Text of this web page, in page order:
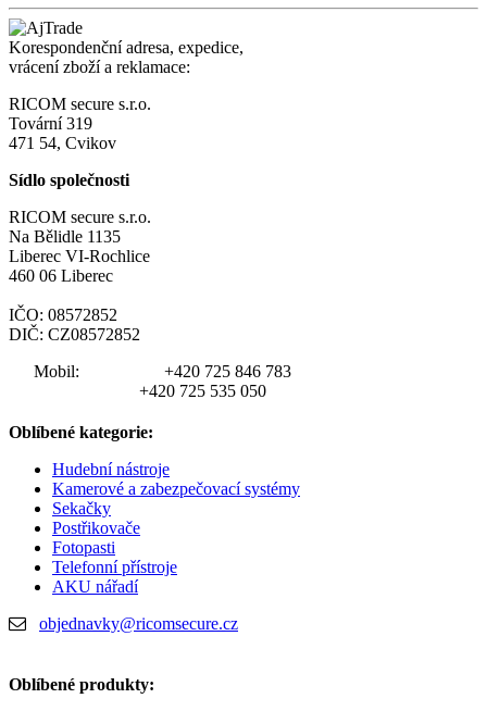
Korespondenční adresa, expedice,
vrácení zboží a reklamace:
RICOM secure s.r.o.
Tovární 319
471 54, Cvikov
Sídlo společnosti
RICOM secure s.r.o.
Na Bělidle 1135
Liberec VI-Rochlice
460 06 Liberec
IČO: 08572852
DIČ: CZ08572852
Mobil:
+420 725 846 783
+420 725 535 050
Oblíbené kategorie:
Hudební nástroje
Kamerové a zabezpečovací systémy
Sekačky
Postřikovače
Fotopasti
Telefonní přístroje
AKU nářadí
objednavky@ricomsecure.cz
Oblíbené produkty: